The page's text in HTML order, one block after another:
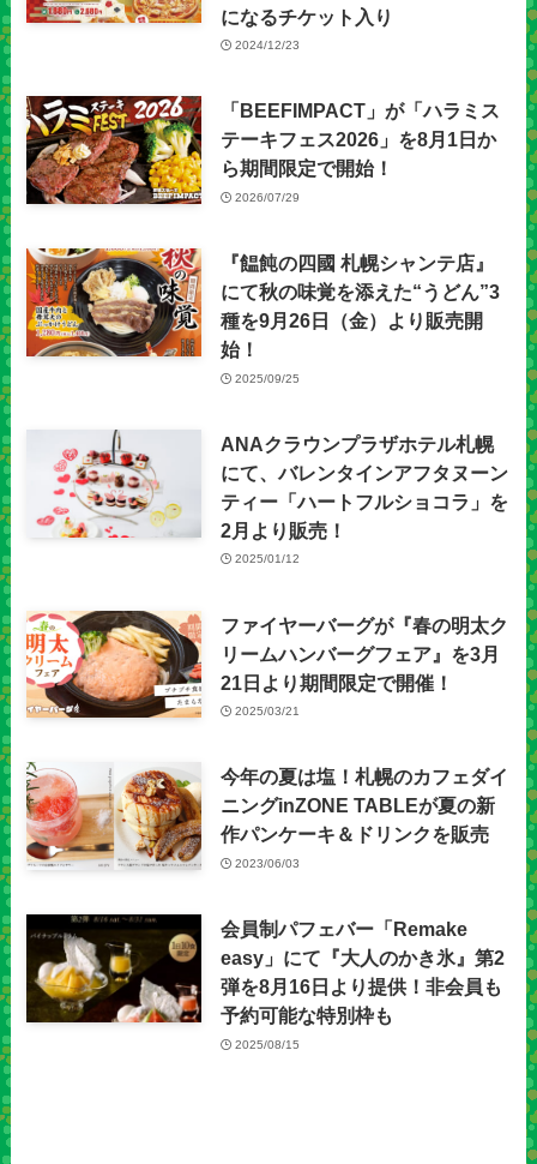
になるチケット入り
2024/12/23
「BEEFIMPACT」が「ハラミス
テーキフェス2026」を8月1日か
ら期間限定で開始！
2026/07/29
『饂飩の四國 札幌シャンテ店』
にて秋の味覚を添えた“うどん”3
種を9月26日（金）より販売開
始！
2025/09/25
ANAクラウンプラザホテル札幌
にて、バレンタインアフタヌーン
ティー「ハートフルショコラ」を
2月より販売！
2025/01/12
ファイヤーバーグが『春の明太ク
リームハンバーグフェア』を3月
21日より期間限定で開催！
2025/03/21
今年の夏は塩！札幌のカフェダイ
ニングinZONE TABLEが夏の新
作パンケーキ＆ドリンクを販売
2023/06/03
会員制パフェバー「Remake
easy」にて『大人のかき氷』第2
弾を8月16日より提供！非会員も
予約可能な特別枠も
2025/08/15